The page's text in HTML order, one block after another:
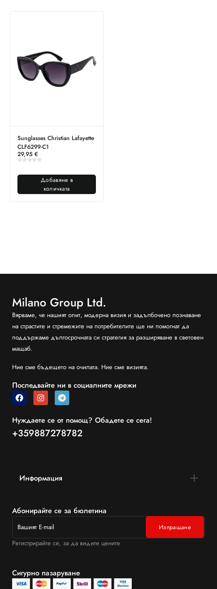
Sunglasses Christian Lafayette
CLF6299-C1
29,95 €
Добавяне в
количката
Milano Group Ltd.
Вярваме, че нашият опит, модерна визия и задълбочено познаване
на страстите и стремежите на потребителите ще ни помогнат да
поддържаме дългосрочната си стратегия за разширяване в световен
мащаб.
Ние сме бъдещето на очилата. Ние сме визията.
Последвайте ни в социалните мрежи
Нуждаете се от помощ? Обадете се сега!
+359887278782
Информация
Абонирайте се за бюлетина
Регистрирайте се, за да видите цените
Сигурно пазаруване